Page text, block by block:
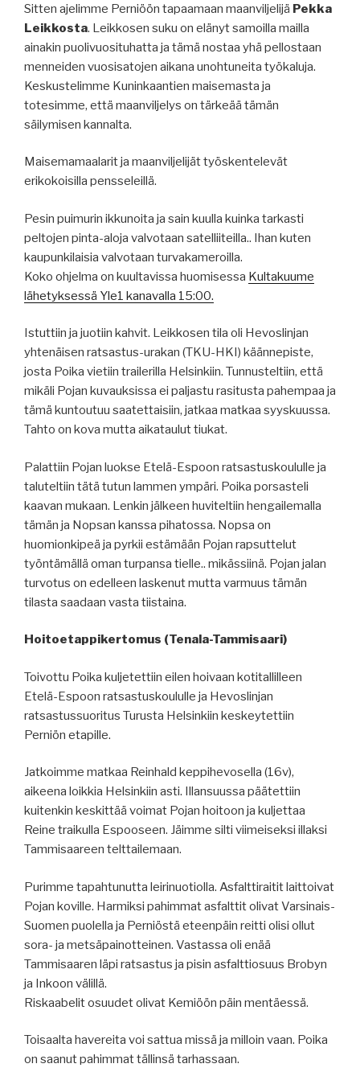
Sitten ajelimme Perniöön tapaamaan maanviljelijä Pekka
Leikkosta. Leikkosen suku on elänyt samoilla mailla
ainakin puolivuosituhatta ja tämä nostaa yhä pellostaan
menneiden vuosisatojen aikana unohtuneita työkaluja.
Keskustelimme Kuninkaantien maisemasta ja
totesimme, että maanviljelys on tärkeää tämän
säilymisen kannalta.
Maisemamaalarit ja maanviljelijät työskentelevät
erikokoisilla pensseleillä.
Pesin puimurin ikkunoita ja sain kuulla kuinka tarkasti
peltojen pinta-aloja valvotaan satelliiteilla.. Ihan kuten
kaupunkilaisia valvotaan turvakameroilla.
Koko ohjelma on kuultavissa huomisessa Kultakuume
lähetyksessä Yle1 kanavalla 15:00.
Istuttiin ja juotiin kahvit. Leikkosen tila oli Hevoslinjan
yhtenäisen ratsastus-urakan (TKU-HKI) käännepiste,
josta Poika vietiin trailerilla Helsinkiin. Tunnusteltiin, että
mikäli Pojan kuvauksissa ei paljastu rasitusta pahempaa ja
tämä kuntoutuu saatettaisiin, jatkaa matkaa syyskuussa.
Tahto on kova mutta aikataulut tiukat.
Palattiin Pojan luokse Etelä-Espoon ratsastuskoululle ja
taluteltiin tätä tutun lammen ympäri. Poika porsasteli
kaavan mukaan. Lenkin jälkeen huviteltiin hengailemalla
tämän ja Nopsan kanssa pihatossa. Nopsa on
huomionkipeä ja pyrkii estämään Pojan rapsuttelut
työntämällä oman turpansa tielle.. mikässiinä. Pojan jalan
turvotus on edelleen laskenut mutta varmuus tämän
tilasta saadaan vasta tiistaina.
Hoitoetappikertomus (Tenala-Tammisaari)
Toivottu Poika kuljetettiin eilen hoivaan kotitallilleen
Etelä-Espoon ratsastuskoululle ja Hevoslinjan
ratsastussuoritus Turusta Helsinkiin keskeytettiin
Perniön etapille.
Jatkoimme matkaa Reinhald keppihevosella (16v),
aikeena loikkia Helsinkiin asti. Illansuussa päätettiin
kuitenkin keskittää voimat Pojan hoitoon ja kuljettaa
Reine traikulla Espooseen. Jäimme silti viimeiseksi illaksi
Tammisaareen telttailemaan.
Purimme tapahtunutta leirinuotiolla. Asfalttiraitit laittoivat
Pojan koville. Harmiksi pahimmat asfalttit olivat Varsinais-
Suomen puolella ja Perniöstä eteenpäin reitti olisi ollut
sora- ja metsäpainotteinen. Vastassa oli enää
Tammisaaren läpi ratsastus ja pisin asfalttiosuus Brobyn
ja Inkoon välillä.
Riskaabelit osuudet olivat Kemiöön päin mentäessä.
Toisaalta havereita voi sattua missä ja milloin vaan. Poika
on saanut pahimmat tällinsä tarhassaan.